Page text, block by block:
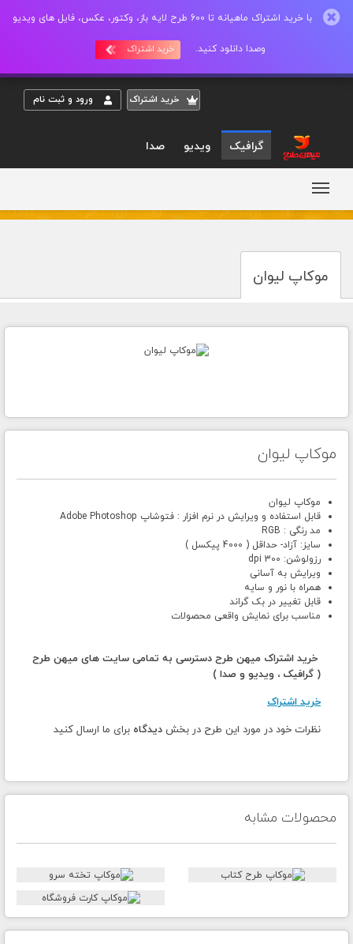
با خرید اشتراک ماهیانه تا 600 طرح لایه باز، وکتور، عکس، فایل های ویدیو
وصدا دانلود کنید. خرید اشتراک
خريد اشتراک ورود و ثبت نام
گرافیک ویدیو صدا
موکاپ لیوان
موکاپ لیوان
موکاپ لیوان
قابل استفاده و ویرایش در نرم افزار : فتوشاپ Adobe Photoshop
مد رنگی : RGB
سایز: آزاد- حداقل ( 4000 پیکسل )
رزولوشن: 300 dpi
ویرایش به آسانی
همراه با نور و سایه
قابل تغییر در بک گراند
مناسب برای نمایش واقعی محصولات
خرید اشتراک میهن طرح دسترسی به تمامی سایت های میهن طرح
( گرافیک ، ویدیو و صدا )
خرید اشتراک
نظرات خود در مورد این طرح در بخش دیدگاه برای ما ارسال کنید
محصولات مشابه